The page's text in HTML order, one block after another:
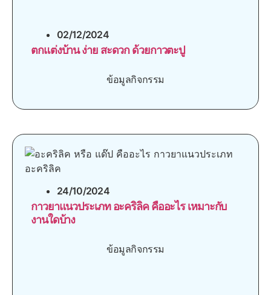
02/12/2024
ตกแต่งบ้าน ง่าย สะดวก ด้วยกาวตะปู
ข้อมูลกิจกรรม
24/10/2024
กาวยาแนวประเภท อะคริลิค คืออะไร เหมาะกับ
งานใดบ้าง
ข้อมูลกิจกรรม